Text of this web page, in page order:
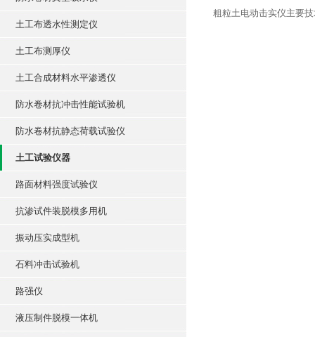
土工布透水性测定仪
土工布测厚仪
土工合成材料水平渗透仪
防水卷材抗冲击性能试验机
防水卷材抗静态荷载试验仪
土工试验仪器
路面材料强度试验仪
抗渗试件装脱模多用机
振动压实成型机
石料冲击试验机
路强仪
液压制件脱模一体机
粗粒土电动击实仪主要